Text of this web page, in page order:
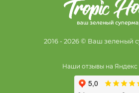
2016 - 2026 © Ваш зеленый
Наши отзывы на Яндекс